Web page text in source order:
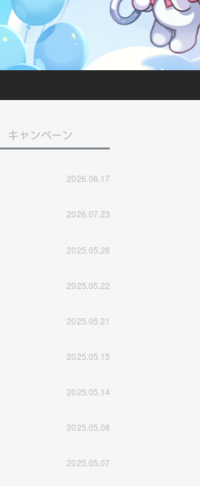
キャンペーン
2026.06.17
2026.07.23
2025.05.28
2025.05.22
2025.05.21
2025.05.15
2025.05.14
2025.05.08
2025.05.07